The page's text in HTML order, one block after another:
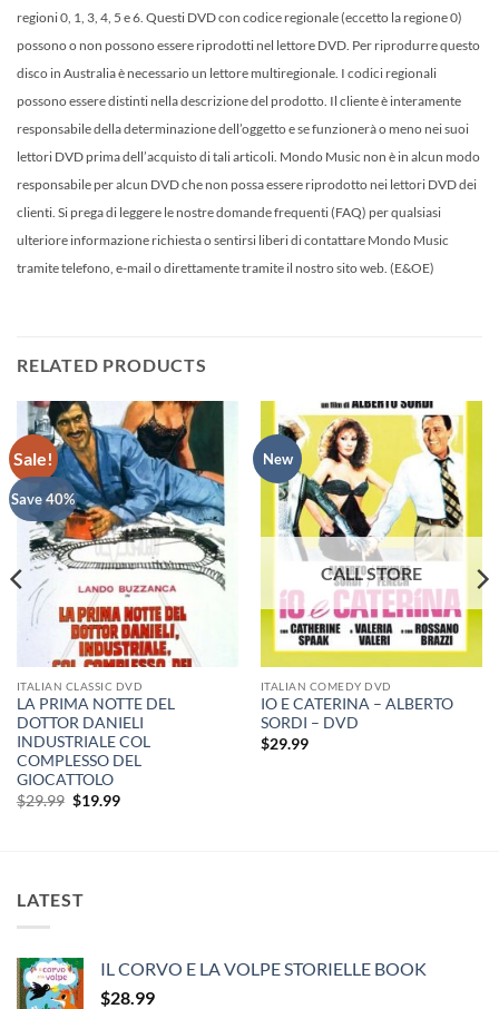
regioni 0, 1, 3, 4, 5 e 6. Questi DVD con codice regionale (eccetto la regione 0)
possono o non possono essere riprodotti nel lettore DVD. Per riprodurre questo
disco in Australia è necessario un lettore multiregionale. I codici regionali
possono essere distinti nella descrizione del prodotto. Il cliente è interamente
responsabile della determinazione dell’oggetto e se funzionerà o meno nei suoi
lettori DVD prima dell’acquisto di tali articoli. Mondo Music non è in alcun modo
responsabile per alcun DVD che non possa essere riprodotto nei lettori DVD dei
clienti. Si prega di leggere le nostre domande frequenti (FAQ) per qualsiasi
ulteriore informazione richiesta o sentirsi liberi di contattare Mondo Music
tramite telefono, e-mail o direttamente tramite il nostro sito web. (E&OE)
RELATED PRODUCTS
Sale!
Save 40%
ITALIAN CLASSIC DVD
LA PRIMA NOTTE DEL
DOTTOR DANIELI
INDUSTRIALE COL
COMPLESSO DEL
GIOCATTOLO
$29.99 Original
price
$19.99Current
New
ITALIAN COMEDY DVD
IO E CATERINA – ALBERTO
SORDI – DVD
$29.99
LATEST
IL CORVO E LA VOLPE STORIELLE BOOK
$28.99